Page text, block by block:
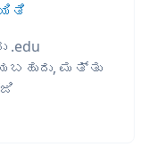
ಮತ್ತು